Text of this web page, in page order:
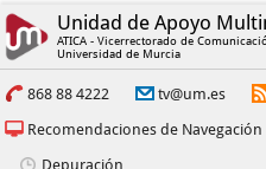
Unidad de Apoyo
ATICA - Vicerrectorado de
Universidad de Murcia
868 88 4222 tv@um.es
Recomendaciones de Navegación
Depuración